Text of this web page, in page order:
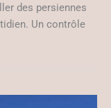
des persiennes
Un contrôle